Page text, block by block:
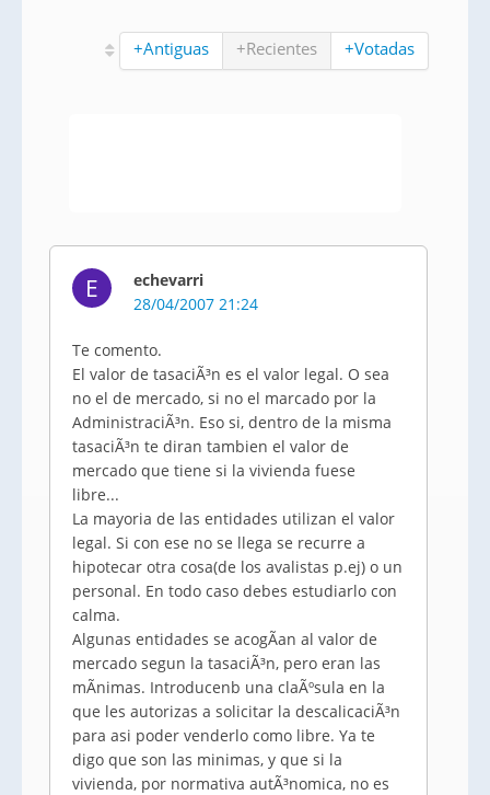
+Antiguas +Recientes +Votadas
E
echevarri
28/04/2007 21:24
Te comento.
El valor de tasaciÃ³n es el valor legal. O sea
no el de mercado, si no el marcado por la
AdministraciÃ³n. Eso si, dentro de la misma
tasaciÃ³n te diran tambien el valor de
mercado que tiene si la vivienda fuese
libre...
La mayoria de las entidades utilizan el valor
legal. Si con ese no se llega se recurre a
hipotecar otra cosa(de los avalistas p.ej) o un
personal. En todo caso debes estudiarlo con
calma.
Algunas entidades se acogÃ­an al valor de
mercado segun la tasaciÃ³n, pero eran las
mÃ­nimas. Introducenb una claÃºsula en la
que les autorizas a solicitar la descalicaciÃ³n
para asi poder venderlo como libre. Ya te
digo que son las minimas, y que si la
vivienda, por normativa autÃ³nomica, no es